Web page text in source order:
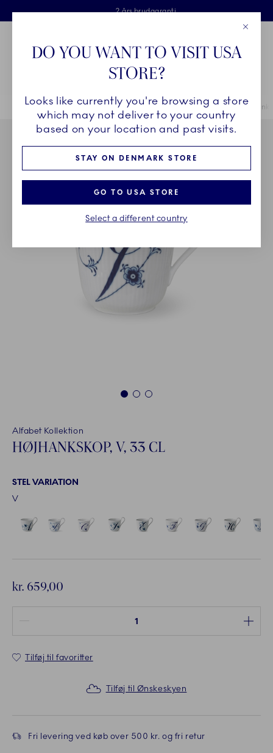
Skip Navigation
Fri levering ved køb over 500 kr. og fri retur
Gratis gaveindpakning
2 års brudgaranti
Royal Copenhagen
Breadcrumb Headlinesss
HjemSTEL Stel Alfabet Kollektion Alfabet Kollektion
1 2 3
Alfabet Kollektion
HØJHANKSKOP, V, 33 CL
STEL VARIATION
V
kr. 659,00
Tilføj til favoritter
Tilføj til Ønskeskyen
Fri levering ved køb over 500 kr. og fri retur
DO YOU WANT TO VISIT USA
STORE?
Looks like currently you're browsing a store
which may not deliver to your country
based on your location and past visits.
STAY ON DENMARK STORE
GO TO USA STORE
Select a different country